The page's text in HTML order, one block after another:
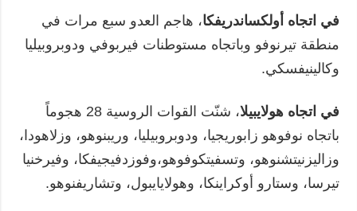
في اتجاه أولكساندريفكا، هاجم العدو سبع مرات في
منطقة تيرنوفو وباتجاه مستوطنات فيربوفي ودوبروبيليا
وكالينيفسكي.
في اتجاه هولايبيلا
، شنّت القوات الروسية 28 هجوماً
باتجاه نوفوهو زابوريجيا، ودوبروبيليا، وريبنوهو، وزلاهودا،
وزاليزنيتشنوهو، وتسفيتكوفوهو،وفوزدفيجيفكا، وفيرخنيا
تيرسا، وستارو أوكراينكا، وهولايايبول، وتشاريفنوهو.